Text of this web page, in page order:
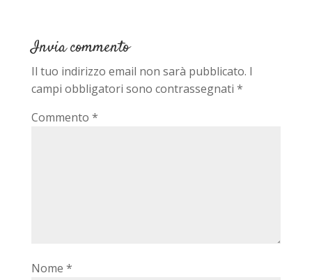
Invia commento
Il tuo indirizzo email non sarà pubblicato. I
campi obbligatori sono contrassegnati *
Commento *
Nome *